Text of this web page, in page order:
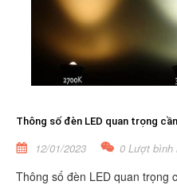
Thông số đèn LED quan trọng
12/01/2023 0 Lượt bình
Thông số đèn LED quan trọng